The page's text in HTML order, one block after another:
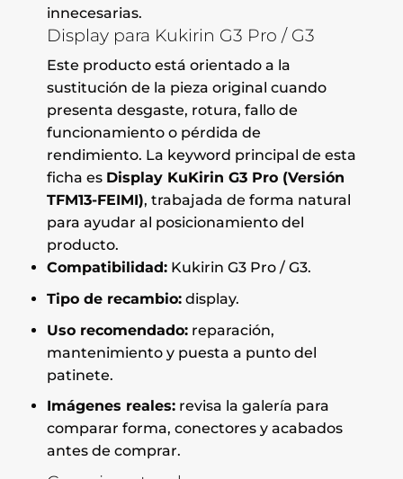
innecesarias.
Display para Kukirin G3 Pro / G3
Este producto está orientado a la
sustitución de la pieza original cuando
presenta desgaste, rotura, fallo de
funcionamiento o pérdida de
rendimiento. La keyword principal de esta
ficha es Display KuKirin G3 Pro (Versión
TFM13-FEIMI), trabajada de forma natural
para ayudar al posicionamiento del
producto.
Compatibilidad:Kukirin G3 Pro / G3.
Tipo de recambio:display.
Uso recomendado:reparación,
mantenimiento y puesta a punto del
patinete.
Imágenes reales:revisa la galería para
comparar forma, conectores y acabados
antes de comprar.